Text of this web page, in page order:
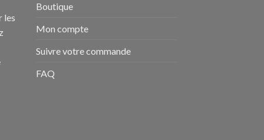
les
Boutique
Mon compte
Suivre votre commande
FAQ